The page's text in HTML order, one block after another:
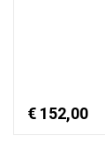
€ 152,00